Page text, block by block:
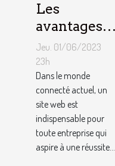
Les
avantages
de faire
appel à un
spécialiste
de
conception
de site web
Jeu. 01/06/2023
23h
Dans le monde
connecté actuel, un
site web est
indispensable pour
toute entreprise qui
aspire à une réussite...